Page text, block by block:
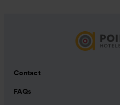
Contact
FAQs